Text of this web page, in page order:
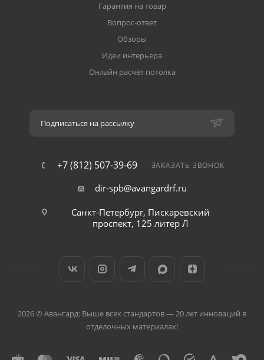
Гарантия на товар
Вопрос-ответ
Обзоры
Идеи интерьера
Онлайн расчёт потолка
Подписаться на рассылку
+7 (812) 507-39-69 ЗАКАЗАТЬ ЗВОНОК
dir-spb@avangardrf.ru
Санкт-Петербург, Пискаревский
проспект, 125 литер Л
2026 © Авангард: Выше всех стандартов — 20 лет инноваций в
отделочных материалах!